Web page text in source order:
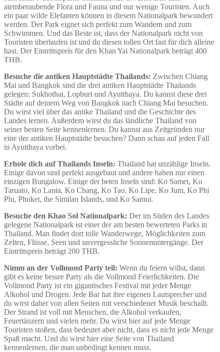
atemberaubende Flora und Fauna und nur wenige Touristen. Auch
ein paar wilde Elefanten können in diesem Nationalpark bewundert
werden. Der Park eignet sich perfekt zum Wandern und zum
Schwimmen. Und das Beste ist, dass der Nationalpark nicht von
Touristen überlaufen ist und du diesen tollen Ort fast für dich alleine
hast. Der Eintrittspreis für den Khan Yai Nationalpark beträgt 400
THB.
Besuche die antiken Hauptstädte Thailands: Zwischen Chiang
Mai und Bangkok sind die drei antiken Hauptstädte Thailands
gelegen: Sukhothai, Lopburi und Ayutthaya. Du kannst diese drei
Städte auf deinem Weg von Bangkok nach Chiang Mai besuchen.
Du wirst viel über das antike Thailand und die Geschichte des
Landes lernen. Außerdem wirst du das ländliche Thailand von
seiner besten Seite kennenlernen. Du kannst aus Zeitgründen nur
eine der antiken Hauptstädte besuchen? Dann schau auf jeden Fall
in Ayutthaya vorbei.
Erhole dich auf Thailands Inseln: Thailand hat unzählige Inseln.
Einige davon sind perfekt ausgebaut und andere haben nur einen
einzigen Bungalow. Einige der beten Inseln sind: Ko Samet, Ko
Taruato, Ko Lanta, Ko Chang, Ko Tao, Ko Lipe, Ko Jum, Ko Phi
Phi, Phuket, the Similan Islands, und Ko Samui.
Besuche den Khao Sol Nationalpark: Der im Süden des Landes
gelegene Nationalpark ist einer der am besten bewerteten Parks in
Thailand. Man findet dort tolle Wanderwege, Möglichkeiten zum
Zelten, Flüsse, Seen und unvergessliche Sonnenuntergänge. Der
Eintrittspreis beträgt 200 THB.
Nimm an der Vollmond Party teil: Wenn du feiern willst, dann
gibt es keine bessre Party als die Vollmond Feierlichkeiten. Die
Vollmond Party ist ein gigantisches Festival mit jeder Menge
Alkohol und Drogen. Jede Bar hat ihre eigenen Lautsprecher und
du wirst daher von allen Seiten mit verschiedener Musik beschallt.
Der Strand ist voll mit Menschen, die Alkohol verkaufen,
Feuertänzern und vielen mehr. Du wirst hier auf jede Menge
Touristen stoßen, dass bedeutet aber nicht, dass es nicht jede Menge
Spaß macht. Und du wirst hier eine Seite von Thailand
kennenlernen, die man unbedingt kennen muss.